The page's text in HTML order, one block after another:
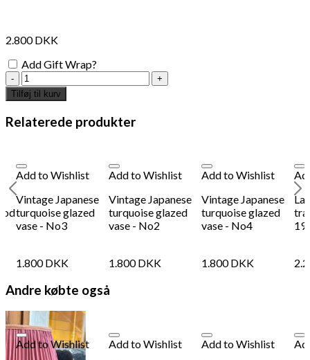
2.800DKK
Add Gift Wrap?
Murano
Glas
Vase
antal
Tilføj til kurv
Relaterede produkter
Add to Wishlist
Vintage Japanese
turquoise glazed
vase - No3
1.800DKK
Add to Wishlist
Vintage Japanese
turquoise glazed
vase - No2
1.800DKK
Add to Wishlist
Vintage Japanese
turquoise glazed
vase - No4
1.800DKK
Andre købte også
Add to Wishlist
Add to Wishlist
Add to Wishlist